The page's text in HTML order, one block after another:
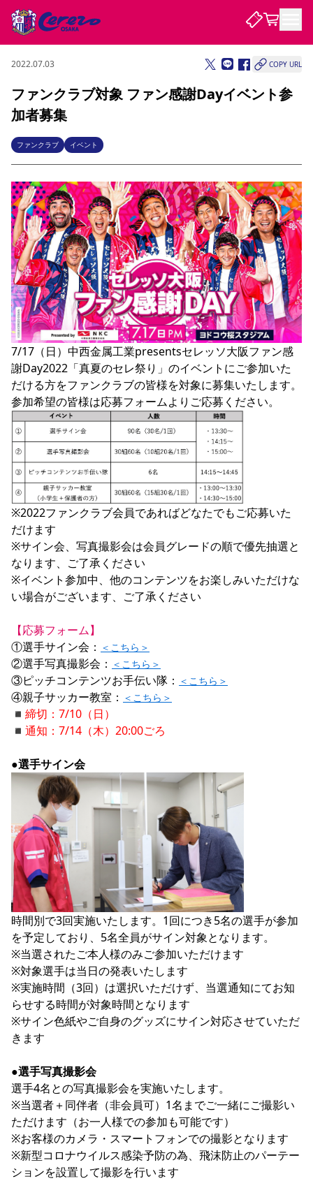
試合・チーム
試合について
試合日程 / 結果 順位表
チームについて
選手・スタッフ スケジュール メディア情報 アクセス レディース
アカデミー ハナサカプレーヤー 歴代所属選手
観戦する
チケット
チケット情報 販売スケジュール 価格・席種 購入方法
シーズンシート 法人シーズンシート 福祉サービス
団体チケット
特定興行入場券 譲渡サービス リセールサービス
観戦ガイド
初めて観戦ガイド キッズ向けサービス グルメ マッチデープログラム
観戦マナー&ルール ビジターサポーター観戦ガイド 公式アプリ
スタジアム
YANMAR HANASAKA STADIUM
DAZNで観戦
DAZNで観戦
アウェイツアー
アウェイツアー
よくある質問
よくある質問
クラブを知る
セレッソ大阪について
クラブ紹介 沿革 シーズン記録 求人情報
サポートする
パートナー企業募集中 セレッソ大阪VISAカード サポートスタッフ
セレッソアイデアちょうだいな 応援商店街
Lise（ライセンスビジネス）
サステナビリティ
サステナビリティポリシー SDGsのゴール
インパクトレポート
活動レポート
SPORT POSITIVE LEAGUES 取り組み実績
スポーツクラブ
スポーツクラブ
関連団体/施設
長居公園 セレッソフットサルパーク
セレッソフットサルパーク長居
セレッソスポーツパーク舞洲 YANMAR HANASAKA STADIUM
セレッソ大阪アカデミー
子供のサッカースクール
大人のサッカースクール その他スポーツクラブ
ファンクラブ
ファンクラブ
SAKURA SOCIO SAKURA POINT Program 招待券引換方法 先行入場
まいセレチケット 会員規定 婚姻届・出生届・命名書
ニュース
ニュース
すべて チーム グッズ チケット イベント ファンクラブ
ホームタウン パートナー スポーツクラブ メディア 30周年
レディース
アカデミー
2022.07.03 COPY URL
ファンクラブ対象 ファン感謝Dayイベント参
加者募集
ファンクラブ イベント
7/17（日）中西金属工業presentsセレッソ大阪ファン感
謝Day2022「真夏のセレ祭り」のイベントにご参加いた
だける方をファンクラブの皆様を対象に募集いたします。
※2022ファンクラブ会員であればどなたでもご応募いた
だけます
※サイン会、写真撮影会は会員グレードの順で優先抽選と
なります、ご了承ください
※イベント参加中、他のコンテンツをお楽しみいただけな
い場合がございます、ご了承ください
【応募フォーム】
①選手サイン会： ＜こちら＞
②選手写真撮影会： ＜こちら＞
③ピッチコンテンツお手伝い隊： ＜こちら＞
④親子サッカー教室： ＜こちら＞
◾︎締切：7/10（日）
◾︎通知：7/14（木）20:00ごろ
●選手サイン会
時間別で3回実施いたします。1回につき5名の選手が参加
を予定しており、5名全員がサイン対象となります。
※当選されたご本人様のみご参加いただけます
※対象選手は当日の発表いたします
※実施時間（3回）は選択いただけず、当選通知にてお知
らせする時間が対象時間となります
※サイン色紙やご自身のグッズにサイン対応させていただ
きます
●選手写真撮影会
選手4名との写真撮影会を実施いたします。
※当選者＋同伴者（非会員可）1名までご一緒にご撮影い
ただけます（お一人様での参加も可能です）
※お客様のカメラ・スマートフォンでの撮影となります
※新型コロナウイルス感染予防の為、飛沫防止のパーテー
ションを設置して撮影を行います